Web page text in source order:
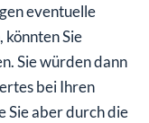
eventuelle
Sie
Sie würden dann
bei Ihren
Sie aber durch die